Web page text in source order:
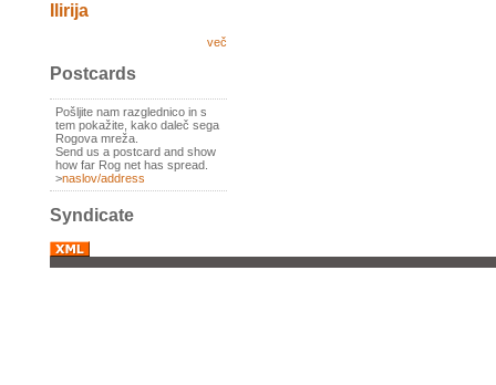
Ilirija
več
Postcards
Pošljite nam razglednico in s
tem pokažite, kako daleč sega
Rogova mreža.
Send us a postcard and show
how far Rog net has spread.
>naslov/address
Syndicate